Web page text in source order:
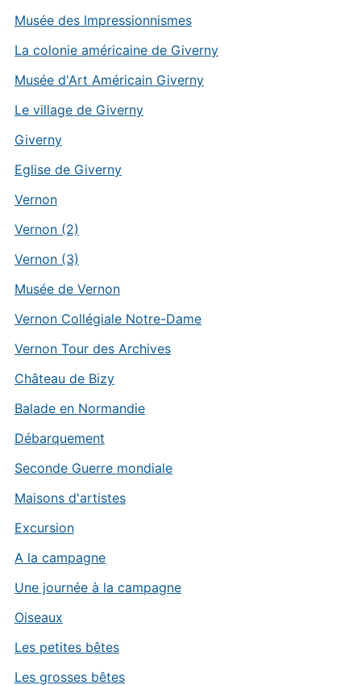
Musée des Impressionnismes
La colonie américaine de Giverny
Musée d'Art Américain Giverny
Le village de Giverny
Giverny
Eglise de Giverny
Vernon
Vernon (2)
Vernon (3)
Musée de Vernon
Vernon Collégiale Notre-Dame
Vernon Tour des Archives
Château de Bizy
Balade en Normandie
Débarquement
Seconde Guerre mondiale
Maisons d'artistes
Excursion
A la campagne
Une journée à la campagne
Oiseaux
Les petites bêtes
Les grosses bêtes